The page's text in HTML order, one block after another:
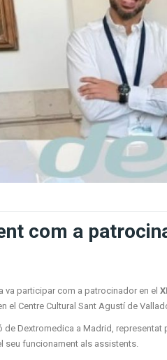
com a
va participar com a patrocinador en el
el Centre Cultural Sant Agustí de
de Dextromedica a Madrid, representat
seu funcionament als assistents.